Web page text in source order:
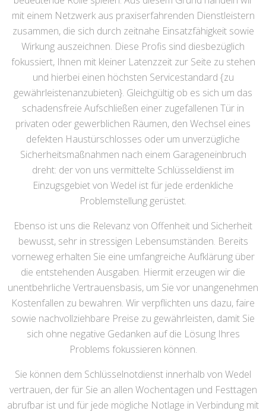
mit einem Netzwerk aus praxiserfahrenden Dienstleistern
zusammen, die sich durch zeitnahe Einsatzfähigkeit sowie
Wirkung auszeichnen. Diese Profis sind diesbezüglich
fokussiert, Ihnen mit kleiner Latenzzeit zur Seite zu stehen
und hierbei einen höchsten Servicestandard {zu
gewährleistenanzubieten}. Gleichgültig ob es sich um das
schadensfreie Aufschließen einer zugefallenen Tür in
privaten oder gewerblichen Räumen, den Wechsel eines
defekten Haustürschlosses oder um unverzügliche
Sicherheitsmaßnahmen nach einem Garageneinbruch
dreht: der von uns vermittelte Schlüsseldienst im
Einzugsgebiet von Wedel ist für jede erdenkliche
Problemstellung gerüstet.
Ebenso ist uns die Relevanz von Offenheit und Sicherheit
bewusst, sehr in stressigen Lebensumständen. Bereits
vorneweg erhalten Sie eine umfangreiche Aufklärung über
die entstehenden Ausgaben. Hiermit erzeugen wir die
unentbehrliche Vertrauensbasis, um Sie vor unangenehmen
Kostenfallen zu bewahren. Wir verpflichten uns dazu, faire
sowie nachvollziehbare Preise zu gewährleisten, damit Sie
sich ohne negative Gedanken auf die Lösung Ihres
Problems fokussieren können.
Sie können dem Schlüsselnotdienst innerhalb von Wedel
vertrauen, der für Sie an allen Wochentagen und Festtagen
abrufbar ist und für jede mögliche Notlage in Verbindung mit